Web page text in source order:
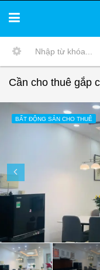
BẤT ĐỘNG SẢN CHO THUÊ